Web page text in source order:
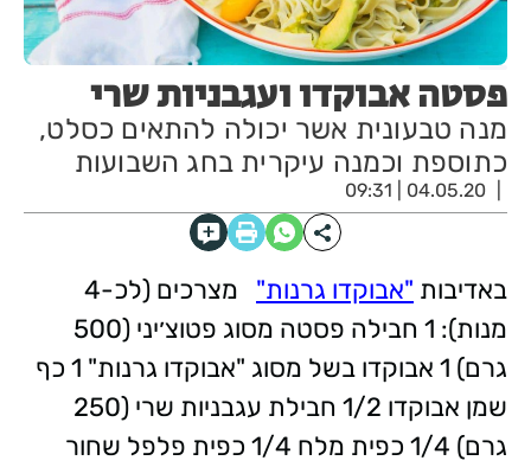
פסטה אבוקדו ועגבניות שרי
מנה טבעונית אשר יכולה להתאים כסלט,
כתוספת וכמנה עיקרית בחג השבועות
04.05.20 | 09:31
באדיבות "אבוקדו גרנות"
מצרכים (לכ-4
מנות): 1 חבילה פסטה מסוג פטוצ׳יני (500
גרם) 1 אבוקדו בשל מסוג "אבוקדו גרנות" 1 כף
שמן אבוקדו 1/2 חבילת עגבניות שרי (250
גרם) 1/4 כפית מלח 1/4 כפית פלפל שחור